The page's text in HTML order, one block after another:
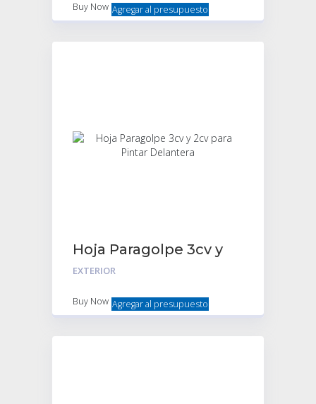
Buy Now Agregar al presupuesto
Hoja Paragolpe 3cv y
2cv para Pintar
EXTERIOR
Buy Now Agregar al presupuesto